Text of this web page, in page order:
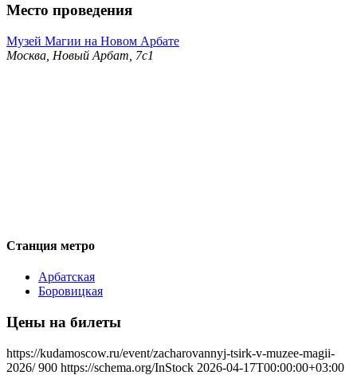
Место проведения
Музей Магии на Новом Арбате
Москва, Новый Арбат, 7с1
Станция метро
Арбатская
Боровицкая
Цены на билеты
https://kudamoscow.ru/event/zacharovannyj-tsirk-v-muzee-magii-
2026/ 900 https://schema.org/InStock 2026-04-17T00:00:00+03:00